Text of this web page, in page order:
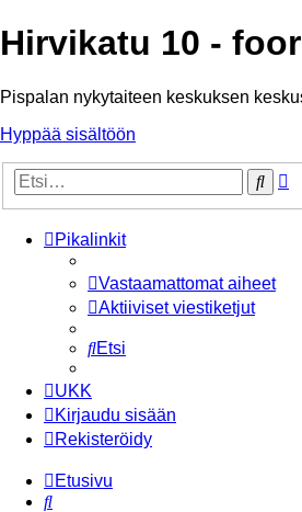
Hirvikatu 10 -
Pispalan nykytaiteen keskuksen
Hyppää sisältöön
Etsi
Pikalinkit
Vastaamattomat aiheet
Aktiiviset viestiketjut
Etsi
UKK
Kirjaudu sisään
Rekisteröidy
Etusivu
Etsi